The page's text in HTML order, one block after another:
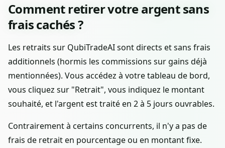
Comment retirer votre argent sans
frais cachés ?
Les retraits sur QubiTradeAI sont directs et sans frais
additionnels (hormis les commissions sur gains déjà
mentionnées). Vous accédez à votre tableau de bord,
vous cliquez sur "Retrait", vous indiquez le montant
souhaité, et l'argent est traité en 2 à 5 jours ouvrables.
Contrairement à certains concurrents, il n'y a pas de
frais de retrait en pourcentage ou en montant fixe.